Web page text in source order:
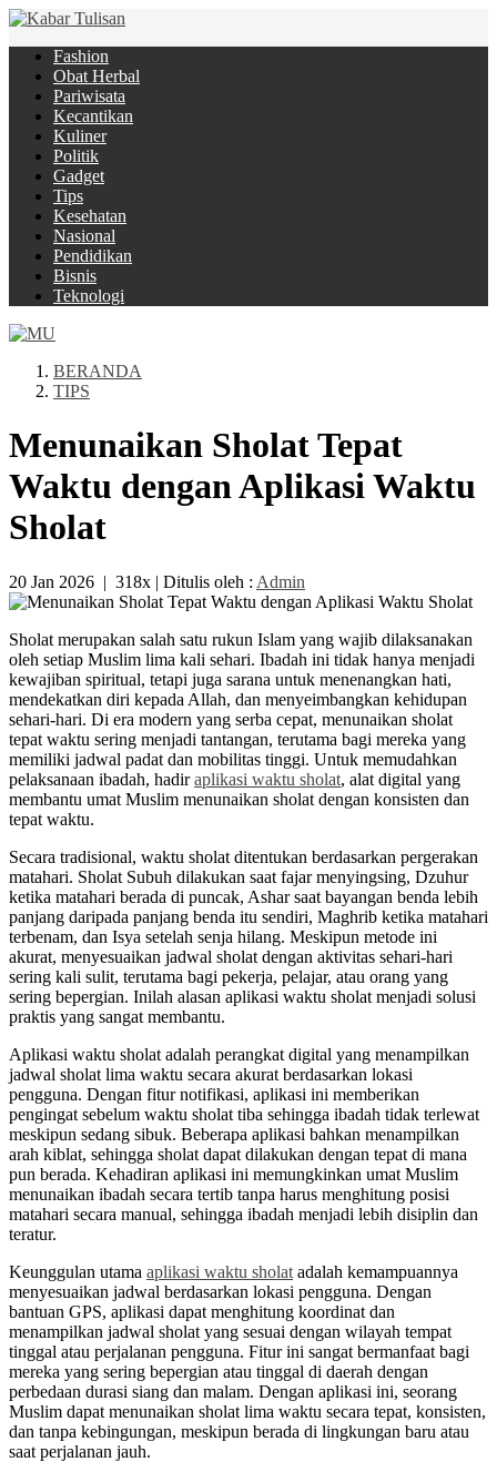
Fashion
Obat Herbal
Pariwisata
Kecantikan
Kuliner
Politik
Gadget
Tips
Kesehatan
Nasional
Pendidikan
Bisnis
Teknologi
BERANDA
TIPS
Menunaikan Sholat Tepat
Waktu dengan Aplikasi Waktu
Sholat
20 Jan 2026 | 318x | Ditulis oleh : Admin
Sholat merupakan salah satu rukun Islam yang wajib dilaksanakan
oleh setiap Muslim lima kali sehari. Ibadah ini tidak hanya menjadi
kewajiban spiritual, tetapi juga sarana untuk menenangkan hati,
mendekatkan diri kepada Allah, dan menyeimbangkan kehidupan
sehari-hari. Di era modern yang serba cepat, menunaikan sholat
tepat waktu sering menjadi tantangan, terutama bagi mereka yang
memiliki jadwal padat dan mobilitas tinggi. Untuk memudahkan
pelaksanaan ibadah, hadiraplikasi waktu sholat, alat digital yang
membantu umat Muslim menunaikan sholat dengan konsisten dan
tepat waktu.
Secara tradisional, waktu sholat ditentukan berdasarkan pergerakan
matahari. Sholat Subuh dilakukan saat fajar menyingsing, Dzuhur
ketika matahari berada di puncak, Ashar saat bayangan benda lebih
panjang daripada panjang benda itu sendiri, Maghrib ketika matahari
terbenam, dan Isya setelah senja hilang. Meskipun metode ini
akurat, menyesuaikan jadwal sholat dengan aktivitas sehari-hari
sering kali sulit, terutama bagi pekerja, pelajar, atau orang yang
sering bepergian. Inilah alasan aplikasi waktu sholat menjadi solusi
praktis yang sangat membantu.
Aplikasi waktu sholat adalah perangkat digital yang menampilkan
jadwal sholat lima waktu secara akurat berdasarkan lokasi
pengguna. Dengan fitur notifikasi, aplikasi ini memberikan
pengingat sebelum waktu sholat tiba sehingga ibadah tidak terlewat
meskipun sedang sibuk. Beberapa aplikasi bahkan menampilkan
arah kiblat, sehingga sholat dapat dilakukan dengan tepat di mana
pun berada. Kehadiran aplikasi ini memungkinkan umat Muslim
menunaikan ibadah secara tertib tanpa harus menghitung posisi
matahari secara manual, sehingga ibadah menjadi lebih disiplin dan
teratur.
Keunggulan utama aplikasi waktu sholat adalah kemampuannya
menyesuaikan jadwal berdasarkan lokasi pengguna. Dengan
bantuan GPS, aplikasi dapat menghitung koordinat dan
menampilkan jadwal sholat yang sesuai dengan wilayah tempat
tinggal atau perjalanan pengguna. Fitur ini sangat bermanfaat bagi
mereka yang sering bepergian atau tinggal di daerah dengan
perbedaan durasi siang dan malam. Dengan aplikasi ini, seorang
Muslim dapat menunaikan sholat lima waktu secara tepat, konsisten,
dan tanpa kebingungan, meskipun berada di lingkungan baru atau
saat perjalanan jauh.